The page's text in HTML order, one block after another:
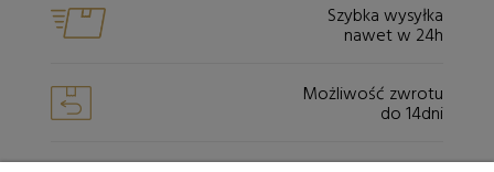
Szybka wysyłka
nawet w 24h
Możliwość zwrotu
do 14dni